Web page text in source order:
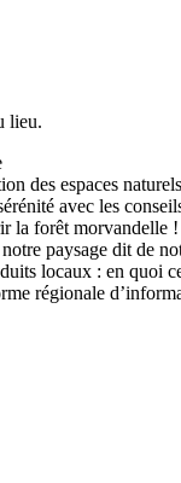
lieu.
des espaces naturels
avec les
la forêt morvandelle
paysage dit de
locaux : en quoi
régionale